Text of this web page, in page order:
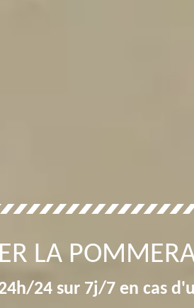
LA
24 sur 7j/7 en cas